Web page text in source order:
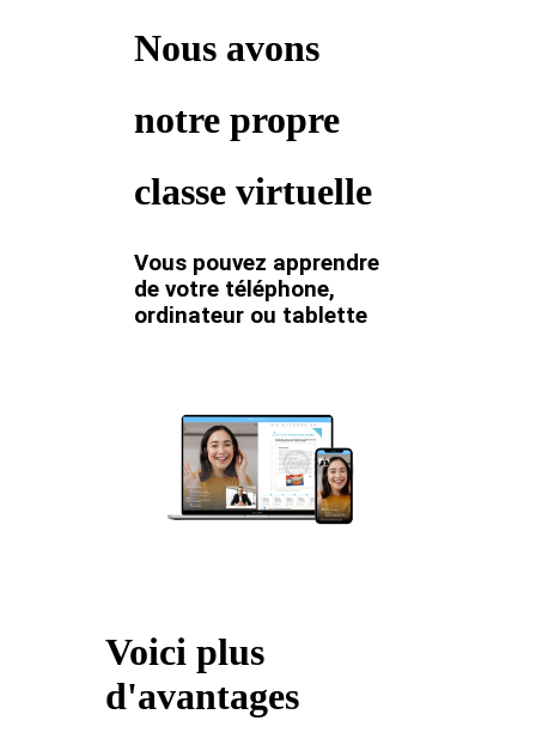
Nous avons
notre propre
classe virtuelle
Vous pouvez apprendre
de votre téléphone,
ordinateur ou tablette
Voici plus
d'avantages